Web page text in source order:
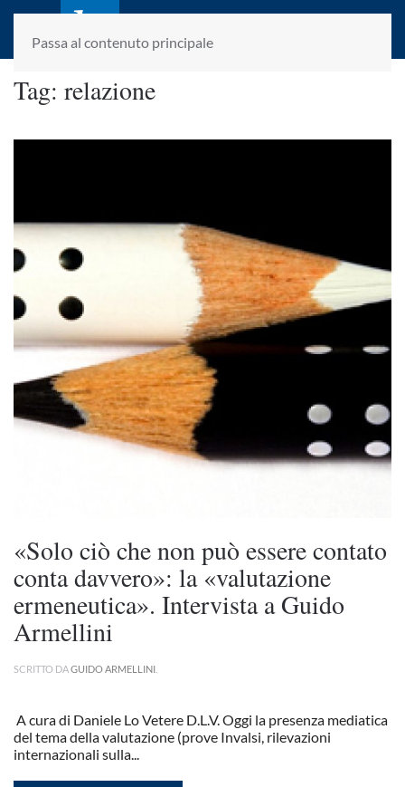
Passa al contenuto principale
laletteraturaenoi.it
fondato da Romano Luperini
Tag: relazione
«Solo ciò che non può essere contato
conta davvero»: la «valutazione
ermeneutica». Intervista a Guido
Armellini
SCRITTO DAGUIDO ARMELLINI
A cura di Daniele Lo Vetere D.L.V. Oggi la presenza mediatica
del tema della valutazione (prove Invalsi, rilevazioni
internazionali sulla...